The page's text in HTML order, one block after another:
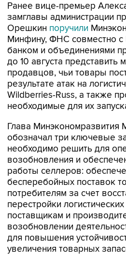
Ранее вице-премьер
замглавы администрации
Орешкин поручили
Минфину, ФНС совместно
банком и объединениями
до 10 августа
продавцов, чьи товары
результате атак на
Wildberries-Russ, а также
необходимые для их
Глава Минэкономразвития
обозначал три ключевые
необходимо решить для
возобновления и
работы селлеров:
бесперебойных поставок
потребителям за счет
перестройки
поставщикам и
возобновлении
для повышения
увеличения товарных